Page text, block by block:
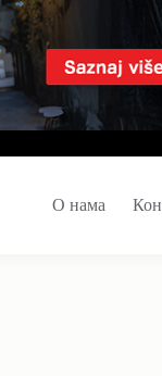
О нама